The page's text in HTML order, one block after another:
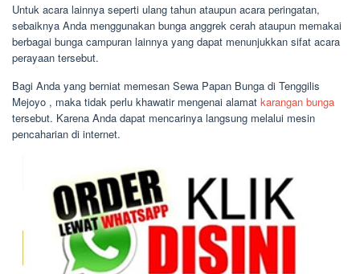
Untuk acara lainnya seperti ulang tahun ataupun acara peringatan,
sebaiknya Anda menggunakan bunga anggrek cerah ataupun memakai
berbagai bunga campuran lainnya yang dapat menunjukkan sifat acara
perayaan tersebut.
Bagi Anda yang berniat memesan Sewa Papan Bunga di Tenggilis
Mejoyo , maka tidak perlu khawatir mengenai alamat karangan bunga
tersebut. Karena Anda dapat mencarinya langsung melalui mesin
pencaharian di internet.